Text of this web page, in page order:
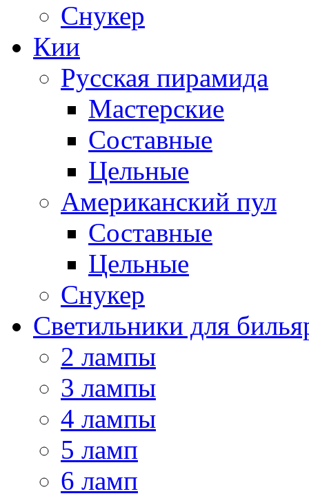
Снукер
Кии
Русская пирамида
Мастерские
Составные
Цельные
Американский пул
Составные
Цельные
Снукер
Светильники для
2 лампы
3 лампы
4 лампы
5 ламп
6 ламп